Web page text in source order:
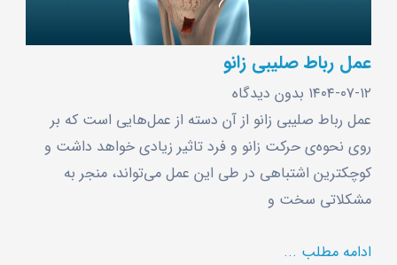
عمل رباط صلیبی زانو
۱۴۰۴-۰۷-۱۲ بدون دیدگاه
عمل رباط صلیبی زانو از آن دسته از عمل‌هایی است که بر
روی نحوه‌ی حرکت زانو و فرد تاثیر زیادی خواهد داشت و
کوچکترین اشتباهی در طی این عمل می‌تواند، منجر به
مشکلاتی سخت و
ادامه مطلب ...